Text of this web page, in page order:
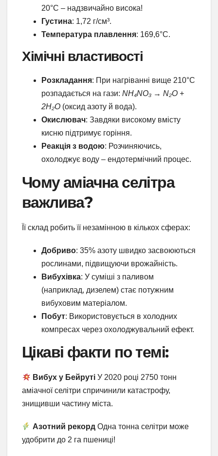
20°C – надзвичайно висока!
Густина: 1,72 г/см³.
Температура плавлення: 169,6°C.
Хімічні властивості
Розкладання: При нагріванні вище 210°C
розпадається на гази: NH₄NO₃ → N₂O +
2H₂O (оксид азоту й вода).
Окислювач: Завдяки високому вмісту
кисню підтримує горіння.
Реакція з водою: Розчиняючись,
охолоджує воду – ендотермічний процес.
Чому аміачна селітра
важлива?
Її склад робить її незамінною в кількох сферах:
Добриво: 35% азоту швидко засвоюються
рослинами, підвищуючи врожайність.
Вибухівка: У суміші з паливом
(наприклад, дизелем) стає потужним
вибуховим матеріалом.
Побут: Використовується в холодних
компресах через охолоджувальний ефект.
Цікаві факти по темі:
Вибух у Бейруті У 2020 році 2750 тонн
аміачної селітри спричинили катастрофу,
знищивши частину міста.
Азотний рекорд Одна тонна селітри може
удобрити до 2 га пшениці!